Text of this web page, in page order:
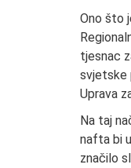
Ono što
tjesnac
svjetske
Uprava
Na taj
nafta bi
značilo